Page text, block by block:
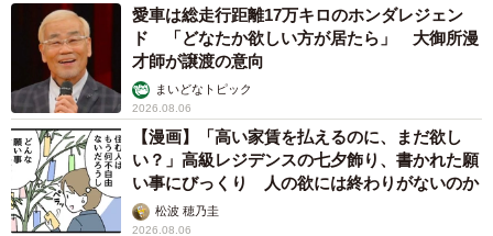
ーー最後に、この作品の魅力を教えてください。
森田 大人になると、いろいろと現実的な問題がでてき
て、なかなか好きなことだけを追求するのが難しくなって
きますよね。それでもひかり、飛鳥、周、晴子は人工衛星
への夢を追い続けます。何かを始めるのに「遅い」という
ことはない。やろうと思えば年齢を問わず同じ純度で夢を
愛車は総走行距離17万キロのホンダレジェン
ド 「どなたか欲しい方が居たら」 大御所漫
才師が譲渡の意向
まいどなトピック
2026.08.06
【漫画】「高い家賃を払えるのに、まだ欲し
い？」高級レジデンスの七夕飾り、書かれた願
い事にびっくり 人の欲には終わりがないのか
松波 穂乃圭
2026.08.06